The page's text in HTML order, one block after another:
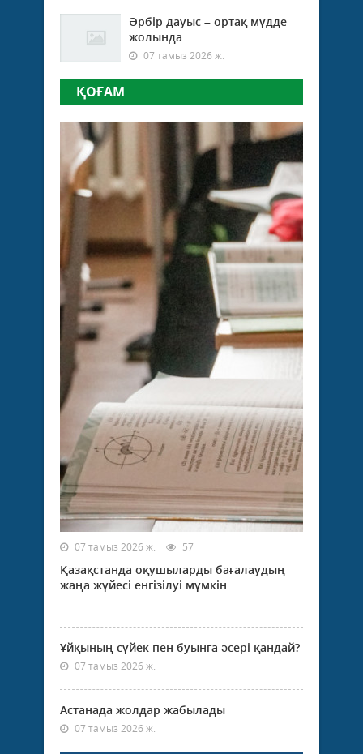
Әрбір дауыс – ортақ мүдде
жолында
07 тамыз 2026 ж.
ҚОҒАМ
07 тамыз 2026 ж. 57
Қазақстанда оқушыларды бағалаудың
жаңа жүйесі енгізілуі мүмкін
Ұйқының сүйек пен буынға әсері қандай?
07 тамыз 2026 ж.
Астанада жолдар жабылады
07 тамыз 2026 ж.